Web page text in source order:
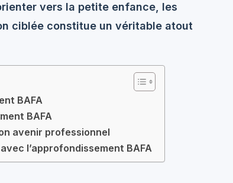
vers la petite enfance, les
ciblée constitue un véritable atout
BAFA
BAFA
avenir professionnel
l’approfondissement BAFA